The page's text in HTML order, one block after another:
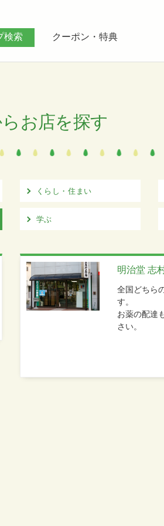
検索 クーポン・特典
お店を探す
くらし・住まい
学ぶ
明治堂 志
全国どちら
す。
お薬の配達
さい。